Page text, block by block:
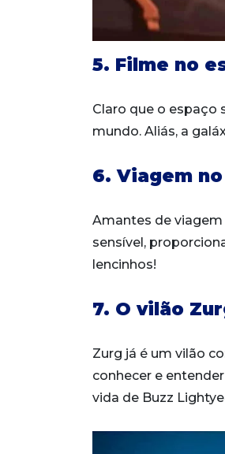
5. Filme no
Claro que o espaço
mundo. Aliás, a
6. Viagem
Amantes de
sensível,
lencinhos!
7. O vilão
Zurg já é um vilão
conhecer e
vida de Buzz